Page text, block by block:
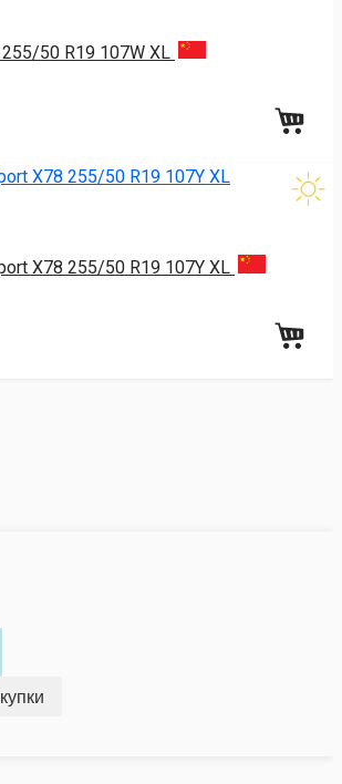
50 R19 107W XL
X78 255/50 R19 107Y XL